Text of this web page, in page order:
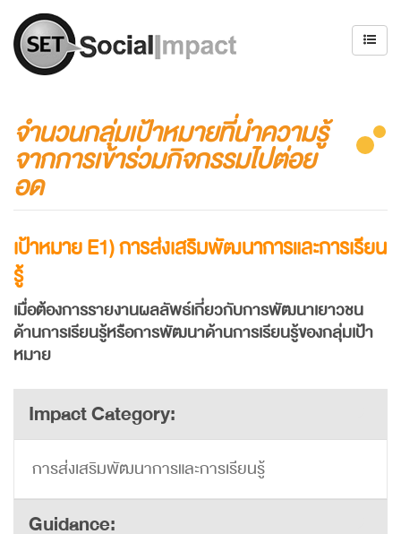
จำนวนกลุ่มเป้าหมายที่นำความรู้
จากการเข้าร่วมกิจกรรมไปต่อย
อด
เป้าหมายE1)การส่งเสริมพัฒนาการและการเรียน
รู้
เมื่อต้องการรายงานผลลัพธ์เกี่ยวกับการพัฒนาเยาวชน
ด้านการเรียนรู้หรือการพัฒนาด้านการเรียนรู้ของกลุ่มเป้า
หมาย
Impact Category:
การส่งเสริมพัฒนาการและการเรียนรู้
Guidance: